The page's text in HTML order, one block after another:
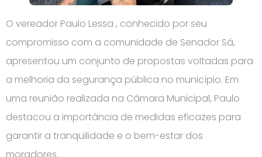
O vereador Paulo Lessa , conhecido por seu
compromisso com a comunidade de Senador Sá,
apresentou um conjunto de propostas voltadas para
a melhoria da segurança pública no município. Em
uma reunião realizada na Câmara Municipal, Paulo
destacou a importância de medidas eficazes para
garantir a tranquilidade e o bem-estar dos
moradores.